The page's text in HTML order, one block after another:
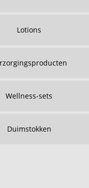
Lotions
Wellness-sets
Duimstokken